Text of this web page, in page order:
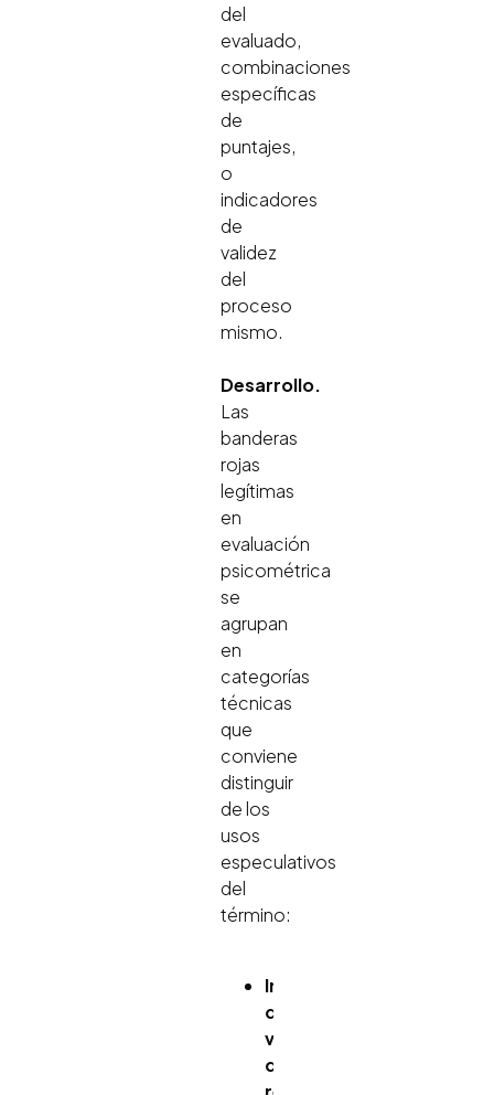
del
evaluado,
combinaciones
específicas
de
puntajes,
o
indicadores
de
validez
del
proceso
mismo.
Desarrollo.
Las
banderas
rojas
legítimas
en
evaluación
psicométrica
se
agrupan
en
categorías
técnicas
que
conviene
distinguir
de los
usos
especulativos
del
término:
Indicadores
de
validez
de